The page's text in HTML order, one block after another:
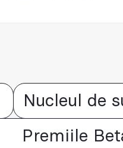
Nucleul de
Premiile